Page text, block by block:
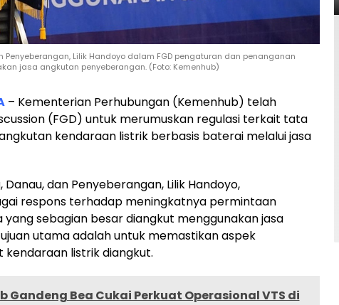
Penyeberangan, Lilik Handoyo dalam FGD pengaturan dan penanganan
jasa angkutan penyeberangan. (Foto: Kemenhub)
– Kementerian Perhubungan (Kemenhub) telah
(FGD) untuk merumuskan regulasi terkait tata
kendaraan listrik berbasis baterai melalui jasa
dan Penyeberangan, Lilik Handoyo,
respons terhadap meningkatnya permintaan
yang sebagian besar diangkut menggunakan jasa
utama adalah untuk memastikan aspek
listrik diangkut.
Gandeng Bea Cukai Perkuat Operasional VTS di